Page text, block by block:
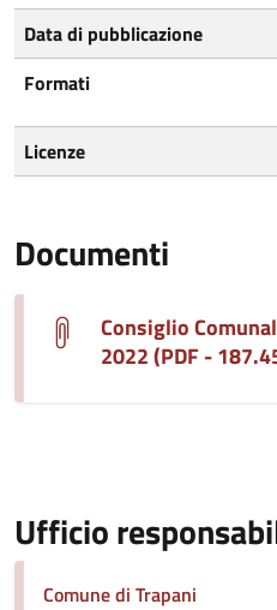
Data di pubblicazione
Formati
Licenze
Documenti
Consiglio
2022 (PDF -
Ufficio
Comune di Trapani